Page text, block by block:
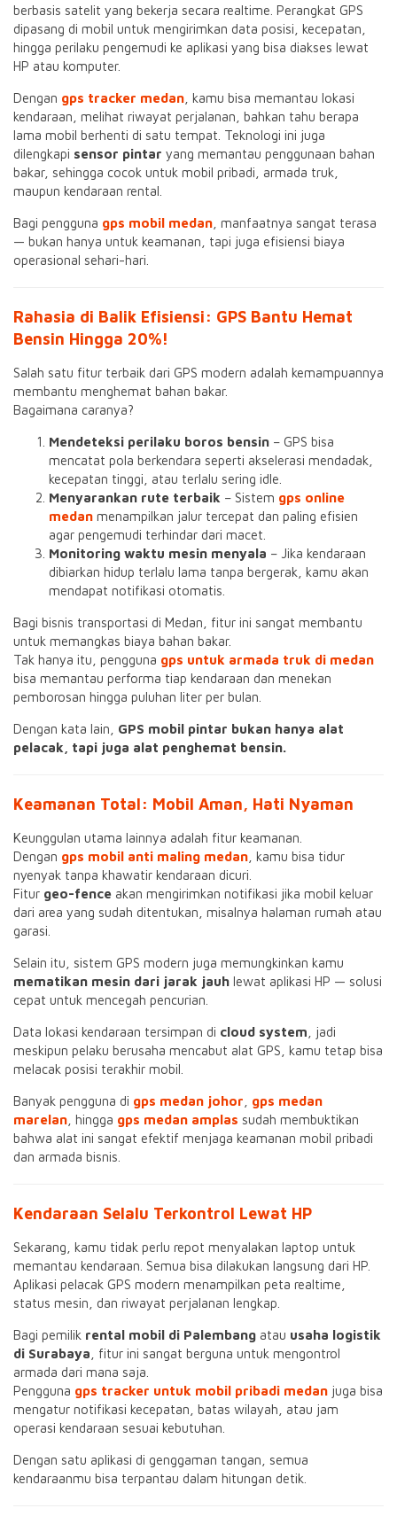
berbasis satelit yang bekerja secara realtime. Perangkat GPS
dipasang di mobil untuk mengirimkan data posisi, kecepatan,
hingga perilaku pengemudi ke aplikasi yang bisa diakses lewat
HP atau komputer.
Dengan gps tracker medan , kamu bisa memantau lokasi
kendaraan, melihat riwayat perjalanan, bahkan tahu berapa
lama mobil berhenti di satu tempat. Teknologi ini juga
dilengkapi sensor pintar yang memantau penggunaan bahan
bakar, sehingga cocok untuk mobil pribadi, armada truk,
maupun kendaraan rental.
Bagi pengguna gps mobil medan , manfaatnya sangat terasa
— bukan hanya untuk keamanan, tapi juga efisiensi biaya
operasional sehari-hari.
Rahasia di Balik Efisiensi: GPS Bantu Hemat
Bensin Hingga 20%!
Salah satu fitur terbaik dari GPS modern adalah kemampuannya
membantu menghemat bahan bakar.
Bagaimana caranya?
Mendeteksi perilaku boros bensin – GPS bisa
mencatat pola berkendara seperti akselerasi mendadak,
kecepatan tinggi, atau terlalu sering idle.
Menyarankan rute terbaik – Sistem gps online
medan menampilkan jalur tercepat dan paling efisien
agar pengemudi terhindar dari macet.
Monitoring waktu mesin menyala – Jika kendaraan
dibiarkan hidup terlalu lama tanpa bergerak, kamu akan
mendapat notifikasi otomatis.
Bagi bisnis transportasi di Medan, fitur ini sangat membantu
untuk memangkas biaya bahan bakar.
Tak hanya itu, pengguna gps untuk armada truk di medan
bisa memantau performa tiap kendaraan dan menekan
pemborosan hingga puluhan liter per bulan.
Dengan kata lain, GPS mobil pintar bukan hanya alat
pelacak, tapi juga alat penghemat bensin.
Keamanan Total: Mobil Aman, Hati Nyaman
Keunggulan utama lainnya adalah fitur keamanan.
Dengan gps mobil anti maling medan , kamu bisa tidur
nyenyak tanpa khawatir kendaraan dicuri.
Fitur geo-fence akan mengirimkan notifikasi jika mobil keluar
dari area yang sudah ditentukan, misalnya halaman rumah atau
garasi.
Selain itu, sistem GPS modern juga memungkinkan kamu
mematikan mesin dari jarak jauh lewat aplikasi HP — solusi
cepat untuk mencegah pencurian.
Data lokasi kendaraan tersimpan di cloud system , jadi
meskipun pelaku berusaha mencabut alat GPS, kamu tetap bisa
melacak posisi terakhir mobil.
Banyak pengguna di gps medan johor
gps medan
marelan , hingga gps medan amplas sudah membuktikan
bahwa alat ini sangat efektif menjaga keamanan mobil pribadi
dan armada bisnis.
Kendaraan Selalu Terkontrol Lewat HP
Sekarang, kamu tidak perlu repot menyalakan laptop untuk
memantau kendaraan. Semua bisa dilakukan langsung dari HP.
Aplikasi pelacak GPS modern menampilkan peta realtime,
status mesin, dan riwayat perjalanan lengkap.
Bagi pemilik rental mobil di Palembang atau usaha logistik
di Surabaya , fitur ini sangat berguna untuk mengontrol
armada dari mana saja.
Pengguna gps tracker untuk mobil pribadi medan juga bisa
mengatur notifikasi kecepatan, batas wilayah, atau jam
operasi kendaraan sesuai kebutuhan.
Dengan satu aplikasi di genggaman tangan, semua
kendaraanmu bisa terpantau dalam hitungan detik.